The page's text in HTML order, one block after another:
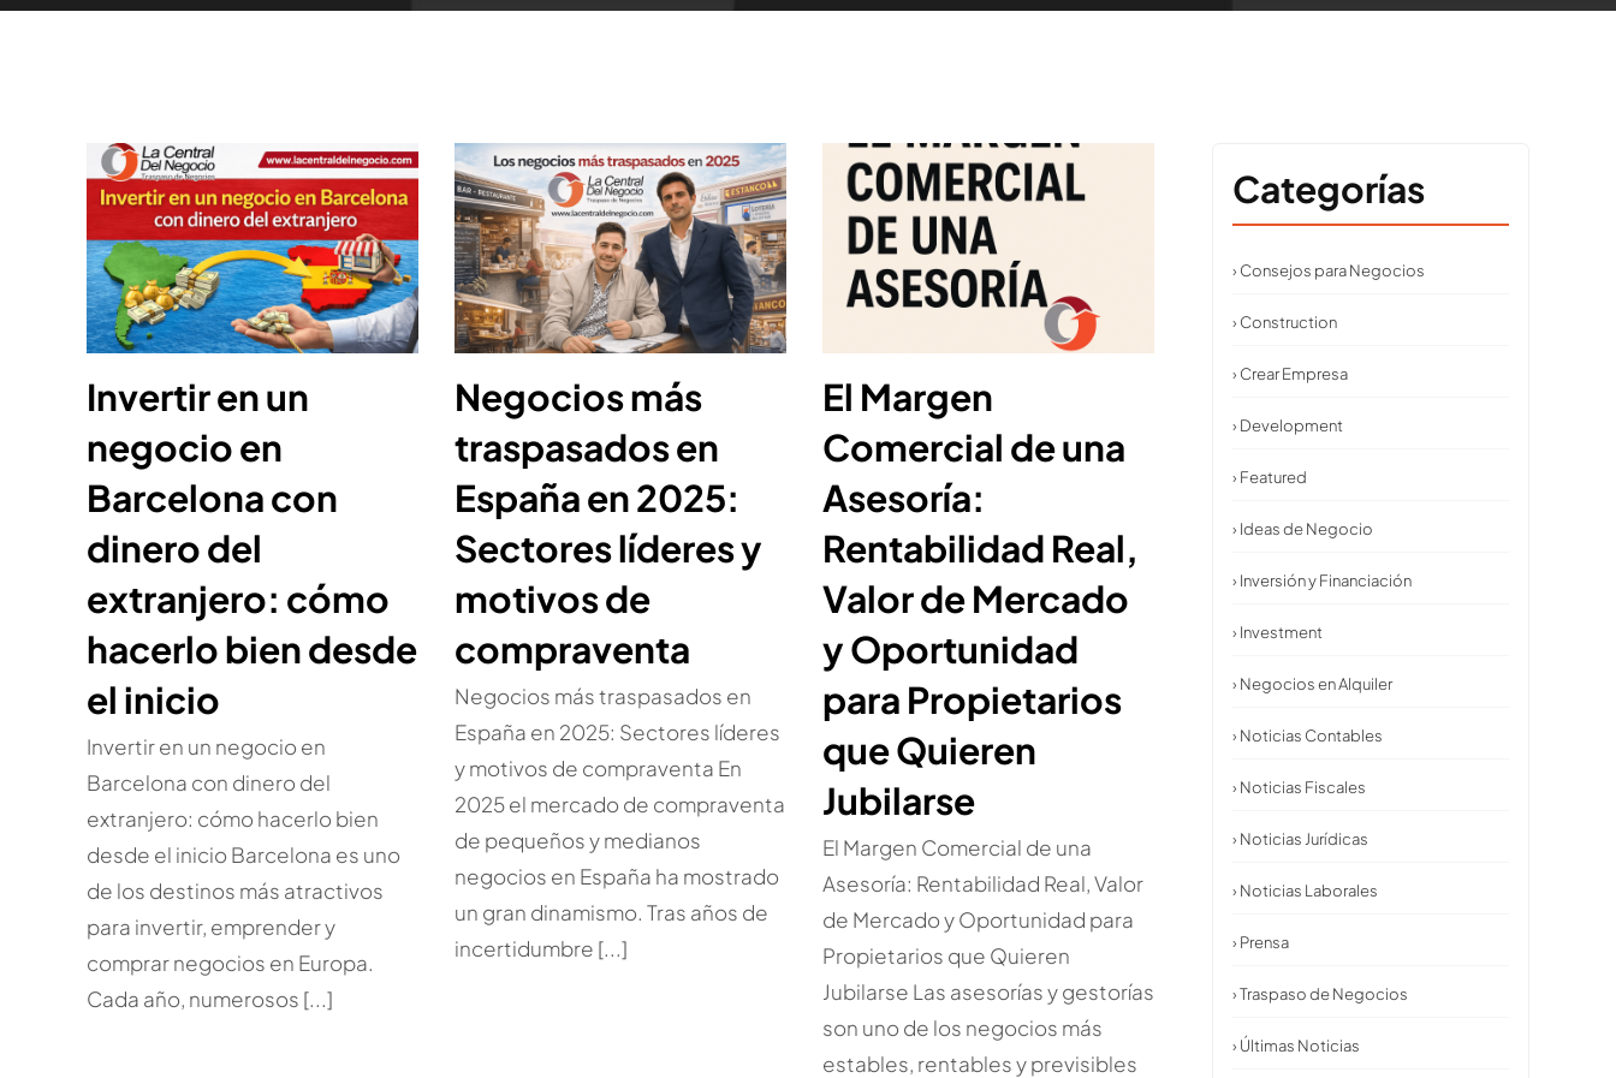
Invertir en un
negocio en
Barcelona con
dinero del
extranjero: cómo
hacerlo bien desde
el inicio
Invertir en un negocio en
Barcelona con dinero del
extranjero: cómo hacerlo bien
desde el inicio Barcelona es uno
de los destinos más atractivos
para invertir, emprender y
comprar negocios en Europa.
Cada año, numerosos [...]
Negocios más
traspasados en
España en 2025:
Sectores líderes y
motivos de
compraventa
Negocios más traspasados en
España en 2025: Sectores líderes
y motivos de compraventa En
2025 el mercado de compraventa
de pequeños y medianos
negocios en España ha mostrado
un gran dinamismo. Tras años de
incertidumbre [...]
El Margen
Comercial de una
Asesoría:
Rentabilidad Real,
Valor de Mercado
y Oportunidad
para Propietarios
que Quieren
Jubilarse
El Margen Comercial de una
Asesoría: Rentabilidad Real, Valor
de Mercado y Oportunidad para
Propietarios que Quieren
Jubilarse Las asesorías y gestorías
son uno de los negocios más
estables, rentables y previsibles
Categorías
› Consejos para Negocios
› Construction
› Crear Empresa
› Development
› Featured
› Ideas de Negocio
› Inversión y Financiación
› Investment
› Negocios en Alquiler
› Noticias Contables
› Noticias Fiscales
› Noticias Jurídicas
› Noticias Laborales
› Prensa
› Traspaso de Negocios
› Últimas Noticias